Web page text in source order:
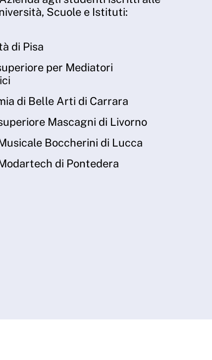
Scuole e Istituti:
di Pisa
per Mediatori
di Belle Arti di Carrara
Mascagni di Livorno
Boccherini di Lucca
di Pontedera